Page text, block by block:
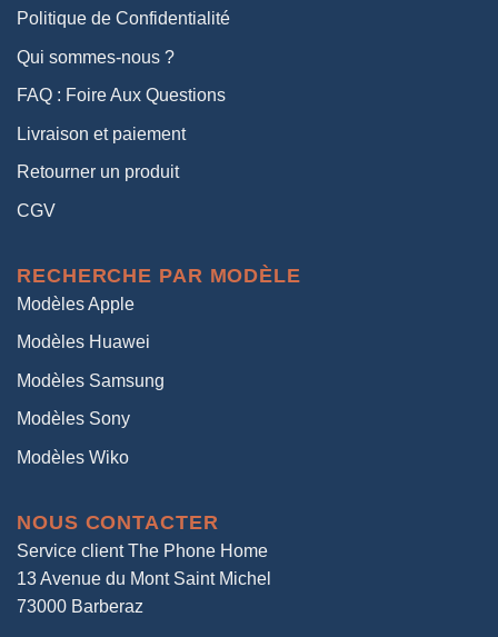
Politique de Confidentialité
Qui sommes-nous ?
FAQ : Foire Aux Questions
Livraison et paiement
Retourner un produit
CGV
RECHERCHE PAR MODÈLE
Modèles Apple
Modèles Huawei
Modèles Samsung
Modèles Sony
Modèles Wiko
NOUS CONTACTER
Service client The Phone Home
13 Avenue du Mont Saint Michel
73000 Barberaz